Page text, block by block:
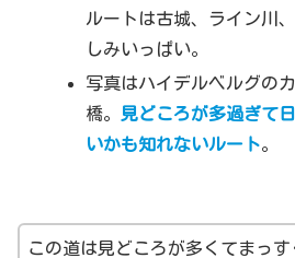
ルートは古城、ライン川
しみいっぱい。
写真はハイデルベルグの
橋。 見どころが多過ぎて
いかも知れないルート。
この道は見どころが多くてまっ